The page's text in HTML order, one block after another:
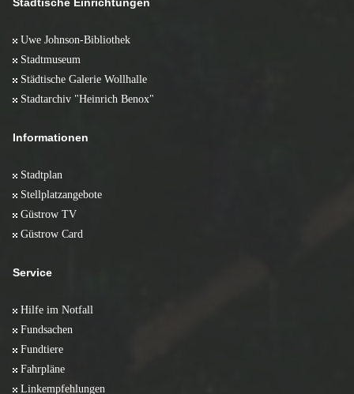
Uwe Johnson-Bibliothek
Stadtmuseum
Städtische Galerie Wollhalle
Stadtarchiv "Heinrich Benox"
Informationen
Stadtplan
Stellplatzangebote
Güstrow TV
Güstrow Card
Service
Hilfe im Notfall
Fundsachen
Fundtiere
Fahrpläne
Linkempfehlungen